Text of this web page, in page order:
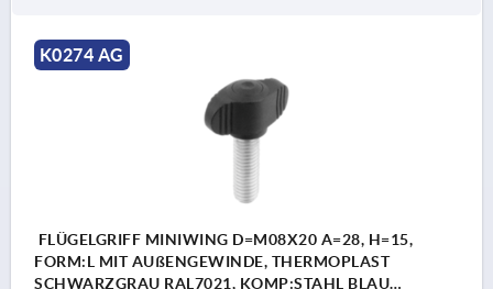
K0274 AG
FLÜGELGRIFF MINIWING D=M08X20 A=28, H=15,
FORM:L MIT AUßENGEWINDE, THERMOPLAST
SCHWARZGRAU RAL7021, KOMP:STAHL BLAU